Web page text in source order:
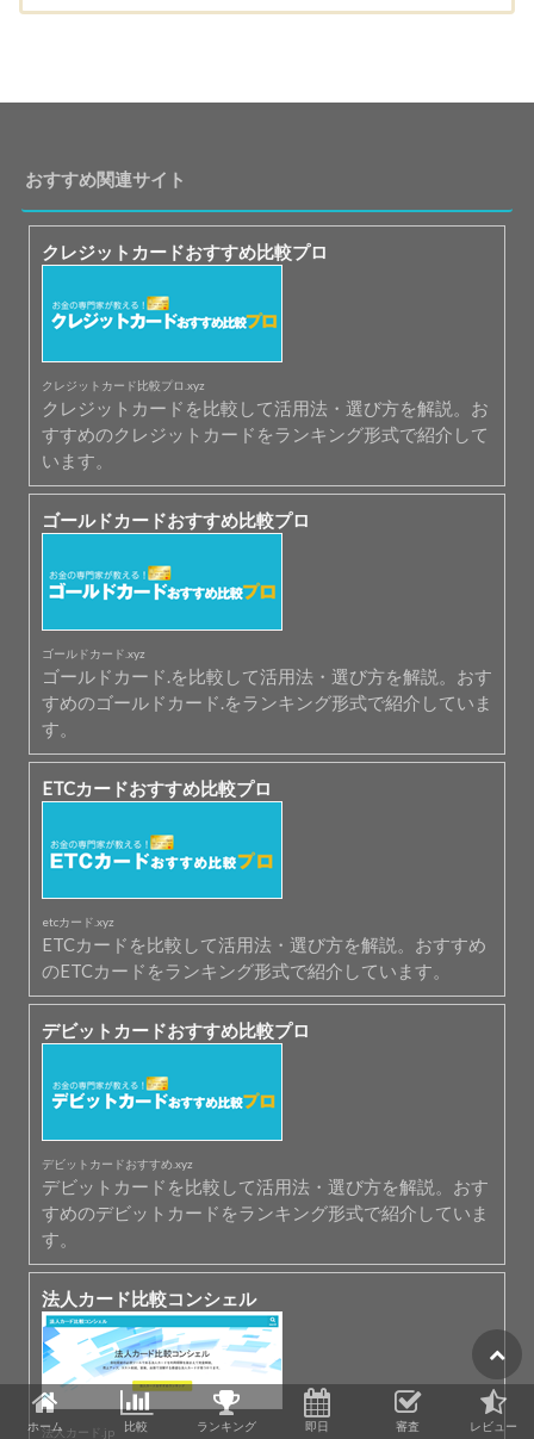
おすすめ関連サイト
クレジットカードおすすめ比較プロ
クレジットカード比較プロ.xyz
クレジットカードを比較して活用法・選び方を解説。お
すすめのクレジットカードをランキング形式で紹介して
います。
ゴールドカードおすすめ比較プロ
ゴールドカード.xyz
ゴールドカード.を比較して活用法・選び方を解説。おす
すめのゴールドカード.をランキング形式で紹介していま
す。
ETCカードおすすめ比較プロ
etcカード.xyz
ETCカードを比較して活用法・選び方を解説。おすすめ
のETCカードをランキング形式で紹介しています。
デビットカードおすすめ比較プロ
デビットカードおすすめ.xyz
デビットカードを比較して活用法・選び方を解説。おす
すめのデビットカードをランキング形式で紹介していま
す。
法人カード比較コンシェル
法人カード.jp
ホーム 比較 ランキング 即日 審査 レビュー